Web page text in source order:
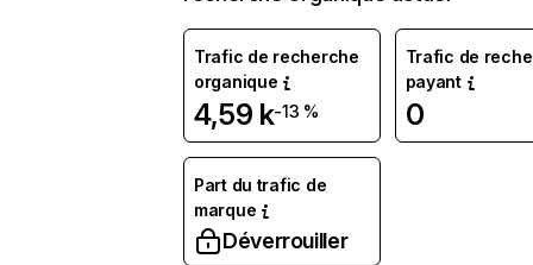
Trafic de recherche
organique
4,59 k-13 %
Trafic de
payant
0
Part du trafic de
marque
Déverrouiller